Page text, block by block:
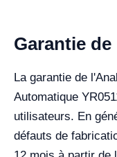
Garantie
La garantie de
Automatique
utilisateurs. En
défauts de